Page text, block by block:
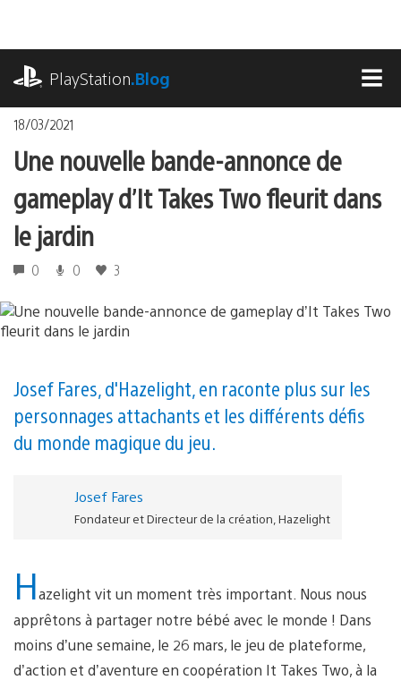
contenu
PlayStation.Blog
18/03/2021
Une nouvelle bande-annonce de
gameplay d’It Takes Two fleurit dans
le jardin
0 0 3
Josef Fares, d'Hazelight, en raconte plus sur les
personnages attachants et les différents défis
du monde magique du jeu.
Josef Fares
Fondateur et Directeur de la création, Hazelight
Hazelight vit un moment très important. Nous nous
apprêtons à partager notre bébé avec le monde ! Dans
moins d’une semaine, le 26 mars, le jeu de plateforme,
d’action et d’aventure en coopération It Takes Two, à la